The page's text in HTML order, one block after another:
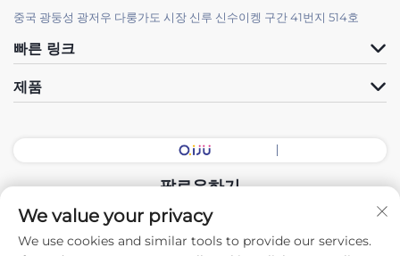
중국 광둥성 광저우 다룽가도 시장 신루 신수이켕 구간 41번지 514호
빠른 링크
제품
팔로우하기
Copyright © 2026 중국 광둥 전시회장 지능형 장비 유한회사. 모든 권리
We value your privacy
We use cookies and similar tools to provide our services.